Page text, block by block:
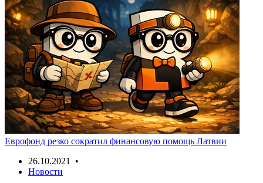
Еврофонд резко сократил финансовую помощь Латвии
26.10.2021 •
Новости